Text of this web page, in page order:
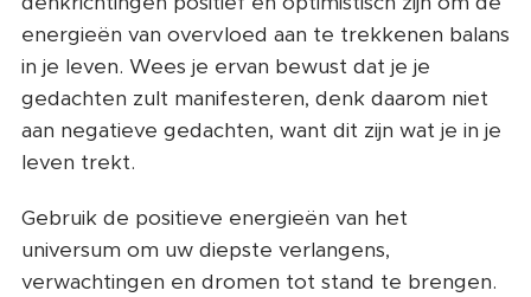
energieën van overvloed aan te trekkenen balans
in je leven. Wees je ervan bewust dat je je
gedachten zult manifesteren, denk daarom niet
aan negatieve gedachten, want dit zijn wat je in je
leven trekt.
Gebruik de positieve energieën van het
universum om uw diepste verlangens,
verwachtingen en dromen tot stand te brengen.